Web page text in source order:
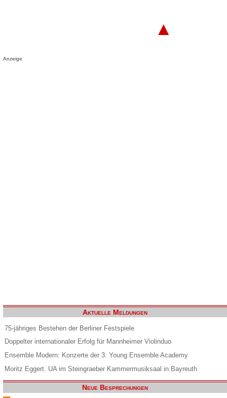
▲
Anzeige
Aktuelle Meldungen
75-jähriges Bestehen der Berliner Festspiele
Doppelter internationaler Erfolg für Mannheimer Violinduo
Ensemble Modern: Konzerte der 3. Young Ensemble Academy
Moritz Eggert. UA im Steingraeber Kammermusiksaal in Bayreuth
Neue Besprechungen